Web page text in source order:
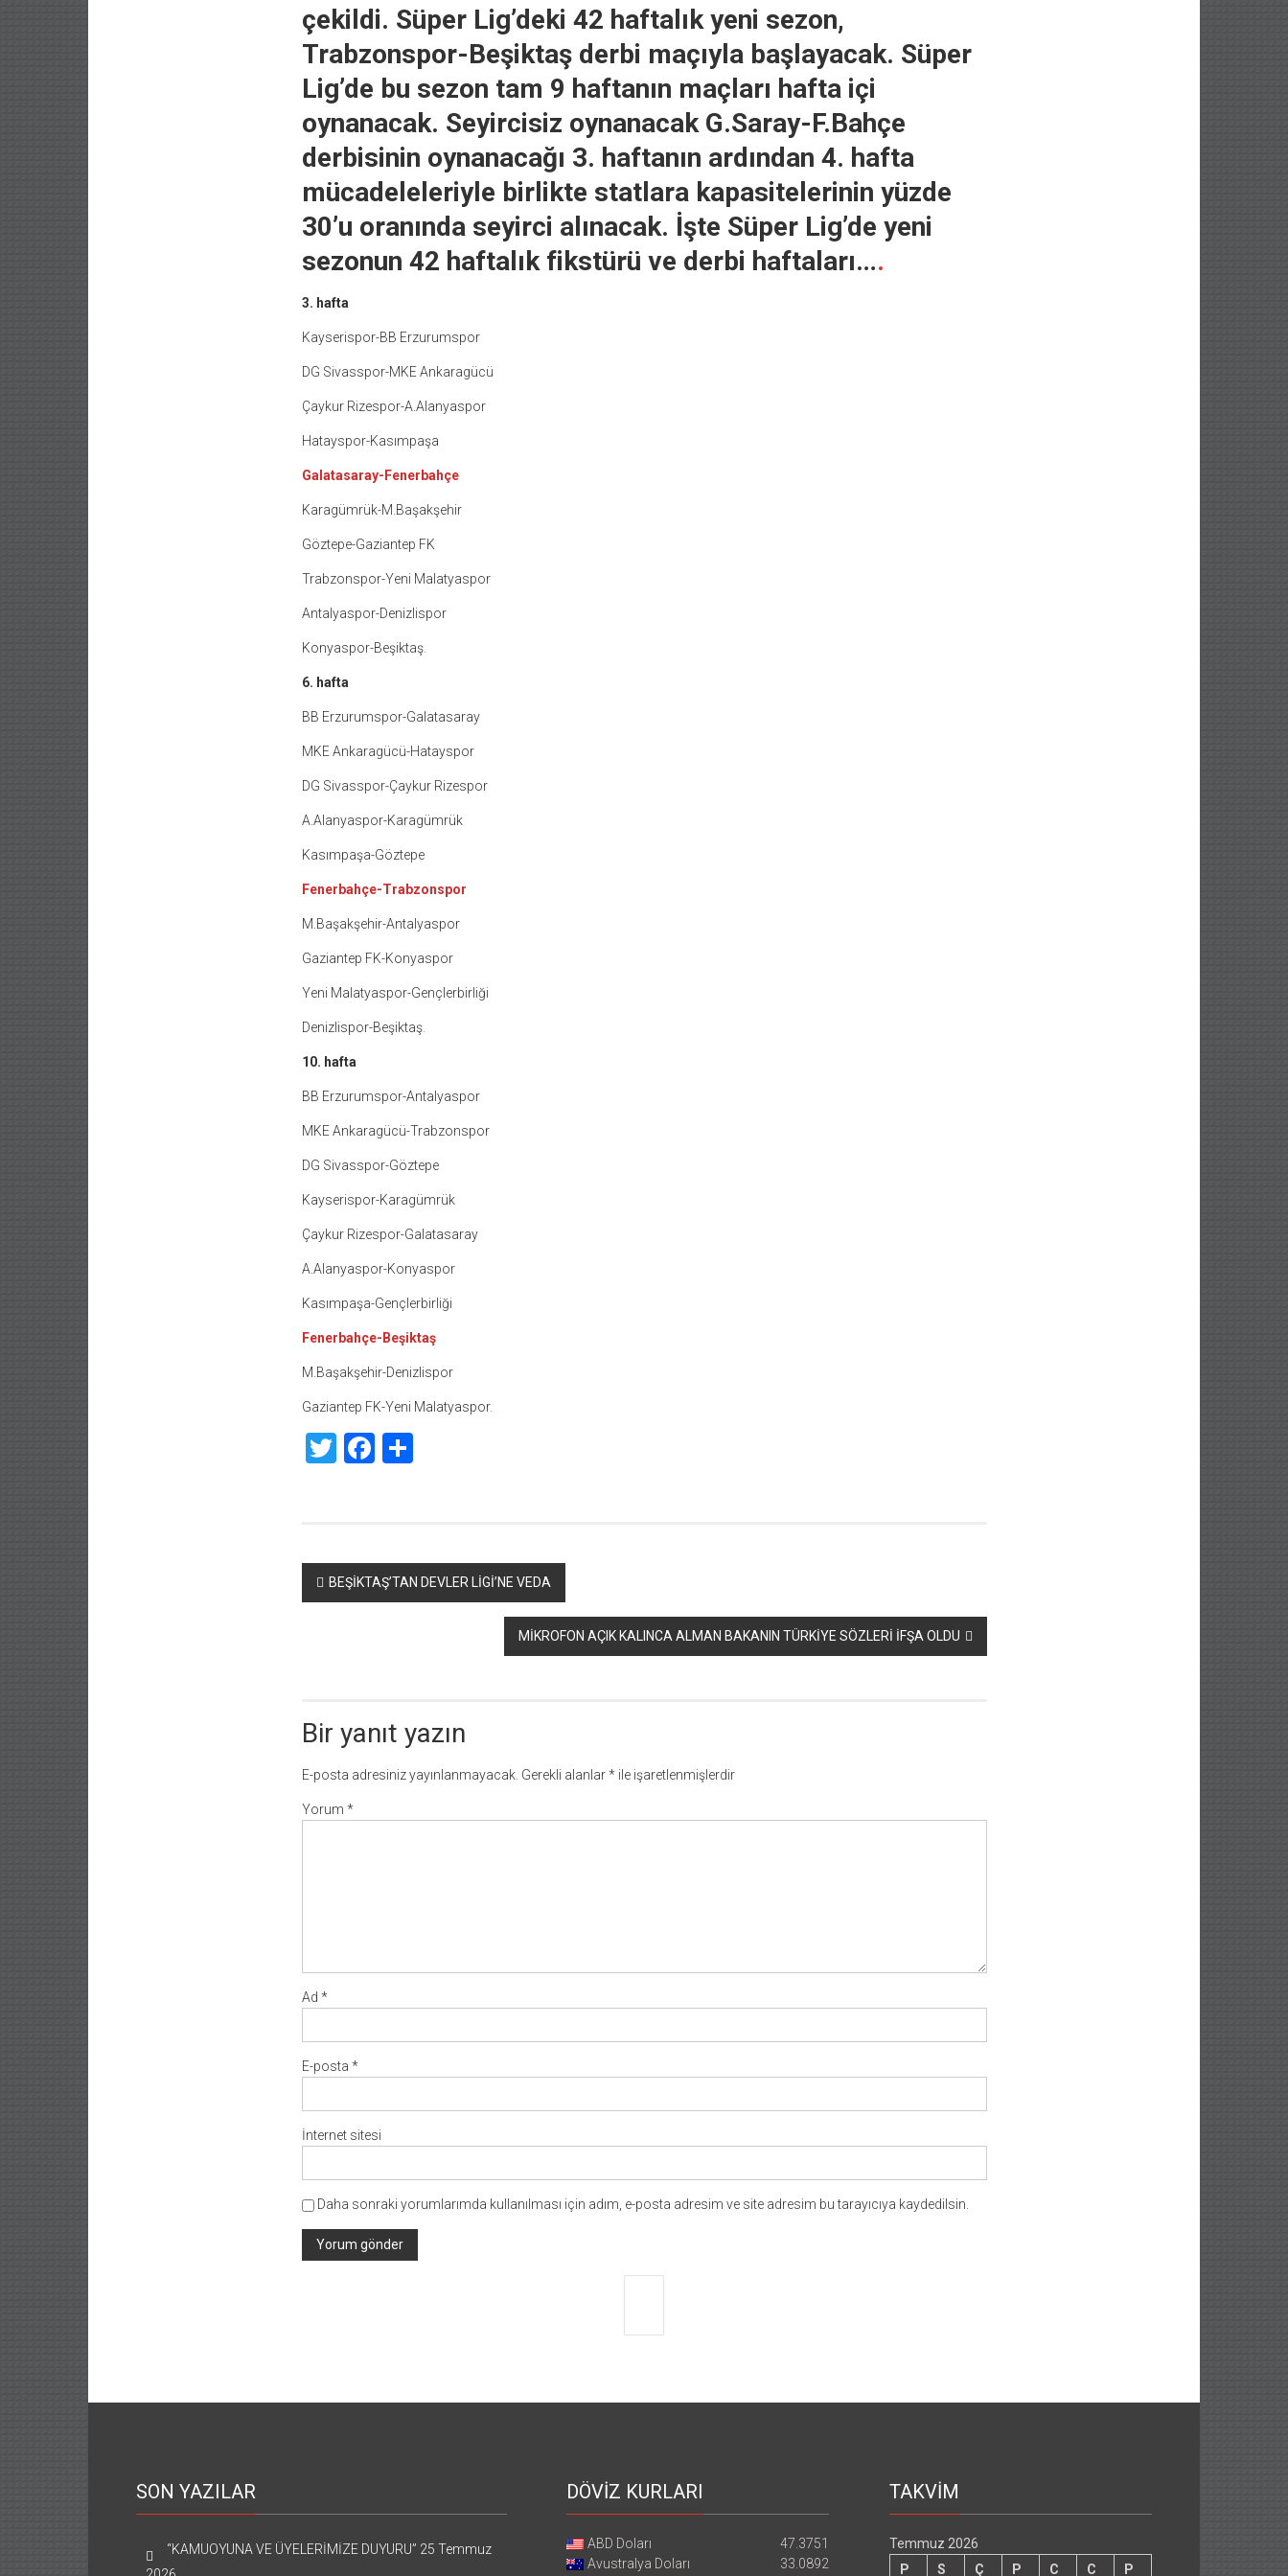
çekildi. Süper Lig’deki 42 haftalık yeni sezon,
Trabzonspor-Beşiktaş derbi maçıyla başlayacak. Süper
Lig’de bu sezon tam 9 haftanın maçları hafta içi
oynanacak. Seyircisiz oynanacak G.Saray-F.Bahçe
derbisinin oynanacağı 3. haftanın ardından 4. hafta
mücadeleleriyle birlikte statlara kapasitelerinin yüzde
30’u oranında seyirci alınacak. İşte Süper Lig’de yeni
sezonun 42 haftalık fikstürü ve derbi haftaları….
3. hafta
Kayserispor-BB Erzurumspor
DG Sivasspor-MKE Ankaragücü
Çaykur Rizespor-A.Alanyaspor
Hatayspor-Kasımpaşa
Galatasaray-Fenerbahçe
Karagümrük-M.Başakşehir
Göztepe-Gaziantep FK
Trabzonspor-Yeni Malatyaspor
Antalyaspor-Denizlispor
Konyaspor-Beşiktaş.
6. hafta
BB Erzurumspor-Galatasaray
MKE Ankaragücü-Hatayspor
DG Sivasspor-Çaykur Rizespor
A.Alanyaspor-Karagümrük
Kasımpaşa-Göztepe
Fenerbahçe-Trabzonspor
M.Başakşehir-Antalyaspor
Gaziantep FK-Konyaspor
Yeni Malatyaspor-Gençlerbirliği
Denizlispor-Beşiktaş.
10. hafta
BB Erzurumspor-Antalyaspor
MKE Ankaragücü-Trabzonspor
DG Sivasspor-Göztepe
Kayserispor-Karagümrük
Çaykur Rizespor-Galatasaray
A.Alanyaspor-Konyaspor
Kasımpaşa-Gençlerbirliği
Fenerbahçe-Beşiktaş
M.Başakşehir-Denizlispor
Gaziantep FK-Yeni Malatyaspor.
TwitterFacebook
Share
Yazı
dolaşımı
BEŞİKTAŞ’TAN DEVLER LİGİ’NE VEDA
MİKROFON AÇIK KALINCA ALMAN BAKANIN TÜRKİYE SÖZLERİ İFŞA OLDU
Bir yanıt yazın
E-posta adresiniz yayınlanmayacak. Gerekli alanlar*ile işaretlenmişlerdir
Yorum *
Ad *
E-posta *
İnternet sitesi
Daha sonraki yorumlarımda kullanılması için adım, e-posta adresim ve site adresim bu tarayıcıya kaydedilsin.
SON YAZILAR
“KAMUOYUNA VE ÜYELERİMİZE DUYURU” 25 Temmuz
DÖVİZ KURLARI
ABD Doları
47.3751
Avustralya Doları
33.0892
TAKVİM
Temmuz 2026
P
S Ç P C C P